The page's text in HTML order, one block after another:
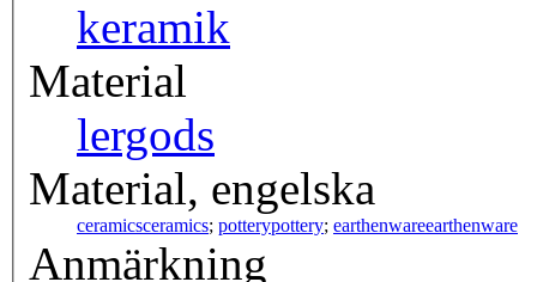
keramik
Material
lergods
Material, engelska
ceramicsceramics; potterypottery; earthenwareearthenware
Anmärkning